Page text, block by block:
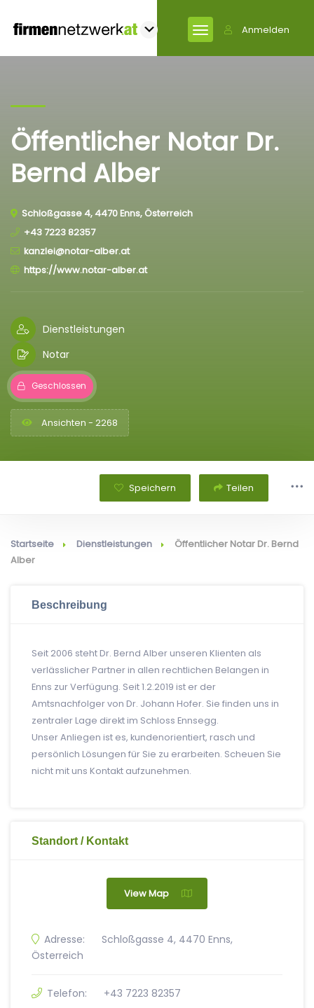
Anmelden
Öffentlicher Notar Dr.
Bernd Alber
Schloßgasse 4, 4470 Enns, Österreich
+43 7223 82357
kanzlei@notar-alber.at
https://www.notar-alber.at
Dienstleistungen
Notar
Geschlossen
Ansichten - 2268
Speichern Teilen
Startseite Dienstleistungen
Öffentlicher Notar Dr. Bernd
Alber
Beschreibung
Seit 2006 steht Dr. Bernd Alber unseren Klienten als
verlässlicher Partner in allen rechtlichen Belangen in
Enns zur Verfügung. Seit 1.2.2019 ist er der
Amtsnachfolger von Dr. Johann Hofer. Sie finden uns in
zentraler Lage direkt im Schloss Ennsegg.
Unser Anliegen ist es, kundenorientiert, rasch und
persönlich Lösungen für Sie zu erarbeiten. Scheuen Sie
nicht mit uns Kontakt aufzunehmen.
Standort / Kontakt
View Map
Adresse:
Schloßgasse 4, 4470 Enns,
Österreich
Telefon: +43 7223 82357